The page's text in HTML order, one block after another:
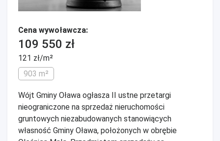
Cena wywoławcza:
109 550 zł
121 zł/m²
903 m²
Wójt Gminy Oława ogłasza II ustne przetargi
nieograniczone na sprzedaż nieruchomości
gruntowych niezabudowanych stanowiących
własność Gminy Oława, położonych w obrębie